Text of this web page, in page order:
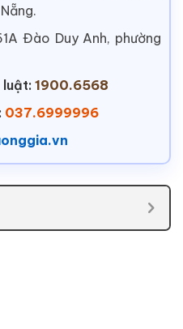
Đào Duy Anh, phường
luật: 1900.6568
037.6999996